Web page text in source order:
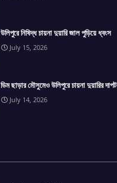
উলিপুরে নিষিদ্ধ চায়না দুয়ারি জাল পুড়িয়ে ধ্বংস
July 15, 2026
ডিম ছাড়ার মৌসুমেও উলিপুরে চায়না দুয়ারির দাপট
July 14, 2026